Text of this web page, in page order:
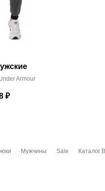
Armour
₽
Мужчины Sale Каталог